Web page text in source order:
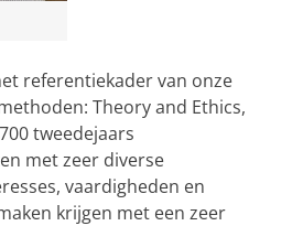
referentiekader van onze
Theory and Ethics,
tweedejaars
met zeer diverse
vaardigheden en
krijgen met een zeer